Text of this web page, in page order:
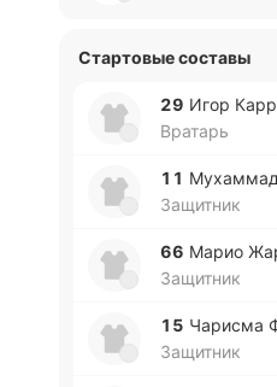
Стартовые составы
29 Игор
Вратарь
11
Защитник
66 Марио
Защитник
15 Ча­ри­сма
Защитник